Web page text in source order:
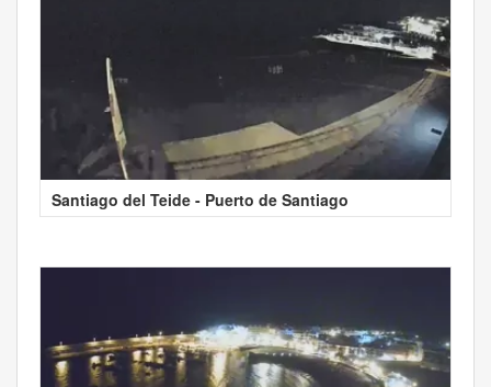
Santiago del Teide - Puerto de Santiago